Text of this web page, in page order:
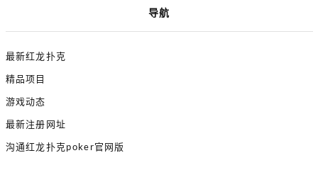
导航
最新红龙扑克
精品项目
游戏动态
最新注册网址
沟通红龙扑克poker官网版